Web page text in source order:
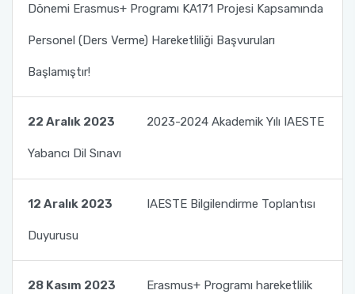
Dönemi Erasmus+ Programı KA171 Projesi Kapsamında
Personel (Ders Verme) Hareketliliği Başvuruları
Başlamıştır!
22 Aralık 2023 2023-2024 Akademik Yılı IAESTE
Yabancı Dil Sınavı
12 Aralık 2023 IAESTE Bilgilendirme Toplantısı
Duyurusu
28 Kasım 2023 Erasmus+ Programı hareketlilik